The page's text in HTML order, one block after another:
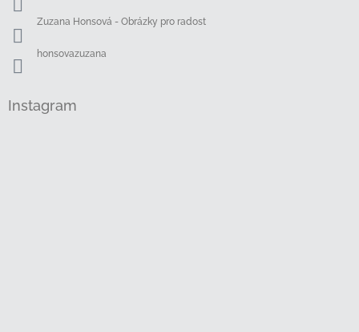
Zuzana Honsová - Obrázky pro radost
honsovazuzana
Instagram